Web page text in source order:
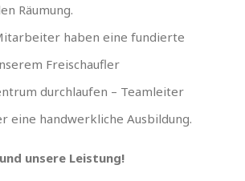
Räumung.
haben eine fundierte
Freischaufler
durchlaufen – Teamleiter
eine handwerkliche Ausbildung.
unsere Leistung!